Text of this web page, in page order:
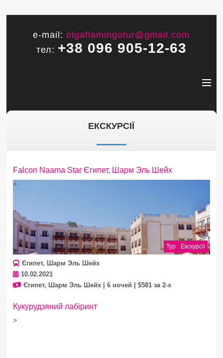
e-mail:olgaflamingotur@gmail.com
тел: +38 096 905-12-63
ЕКСКУРСІЇ
Falcon Naama Star Єгипет, Шарм Эль Шейх
Екскурсії
>
Тур
Єгипет, Шарм Эль Шейх
10.02.2021
Єгипет, Шарм Эль Шейх | 6 ночей | $581 за 2-х
Кукурудзяний лабіринт
>